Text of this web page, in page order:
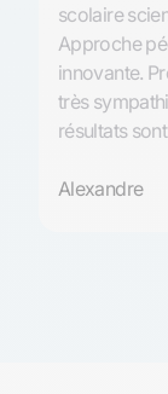
scolaire
Approche
innovante.
très
résultats
Alexandre